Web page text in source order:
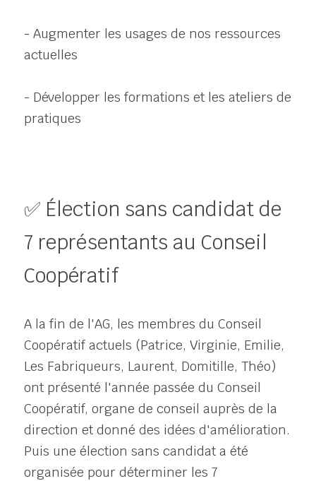
- Augmenter les usages de nos ressources
actuelles
- Développer les formations et les ateliers de
pratiques
✅ Élection sans candidat de
7 représentants au Conseil
Coopératif
A la fin de l'AG, les membres du Conseil
Coopératif actuels (Patrice, Virginie, Emilie,
Les Fabriqueurs, Laurent, Domitille, Théo)
ont présenté l'année passée du Conseil
Coopératif, organe de conseil auprès de la
direction et donné des idées d'amélioration.
Puis une élection sans candidat a été
organisée pour déterminer les 7